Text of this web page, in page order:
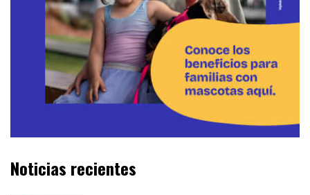
Noticias recientes